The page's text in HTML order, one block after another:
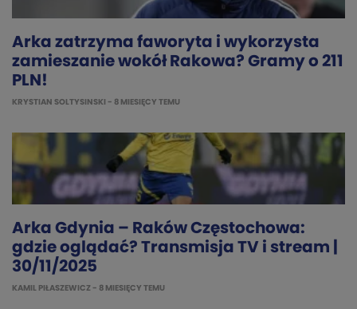
Arka zatrzyma faworyta i wykorzysta
zamieszanie wokół Rakowa? Gramy o 211
PLN!
KRYSTIAN SOLTYSINSKI - 8 MIESIĘCY TEMU
Arka Gdynia – Raków Częstochowa:
gdzie oglądać? Transmisja TV i stream |
30/11/2025
KAMIL PIŁASZEWICZ - 8 MIESIĘCY TEMU